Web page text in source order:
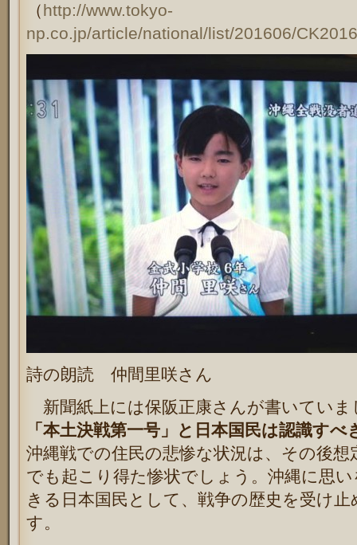
（http://www.tokyo-
np.co.jp/article/national/list/201606/
詩の朗読 仲間里咲さん
新聞紙上には保阪正康さんが書いていま
「本土決戦第一号」と日本国民は認識すべ
沖縄戦での住民の悲惨な状況は、その後
でも起こり得た惨状でしょう。沖縄に思
きる日本国民として、戦争の歴史を受け
す。